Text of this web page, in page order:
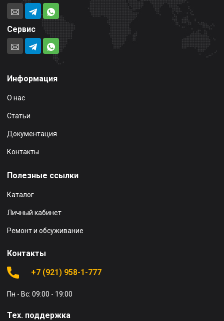
Сервис
Информация
О нас
Статьи
Документация
Контакты
Полезные ссылки
Каталог
Личный кабинет
Ремонт и обсуживание
Контакты
+7 (921) 958-1-777
Пн - Вс: 09:00 - 19:00
Тех. поддержка